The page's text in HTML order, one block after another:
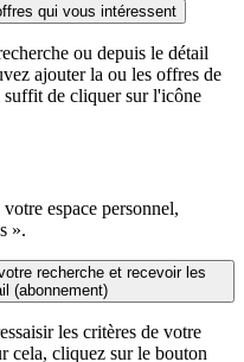
qui vous intéressent
ou depuis le détail
ajouter la ou les offres de
de cliquer sur l'icône
espace personnel,
».
recherche et recevoir les
(abonnement)
les critères de votre
cela, cliquez sur le bouton